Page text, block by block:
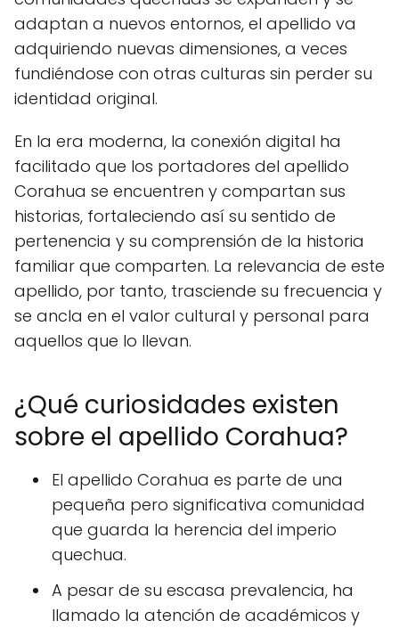
adaptan a nuevos entornos, el apellido va
adquiriendo nuevas dimensiones, a veces
fundiéndose con otras culturas sin perder su
identidad original.
En la era moderna, la conexión digital ha
facilitado que los portadores del apellido
Corahua se encuentren y compartan sus
historias, fortaleciendo así su sentido de
pertenencia y su comprensión de la historia
familiar que comparten. La relevancia de este
apellido, por tanto, trasciende su frecuencia y
se ancla en el valor cultural y personal para
aquellos que lo llevan.
¿Qué curiosidades existen
sobre el apellido Corahua?
El apellido Corahua es parte de una
pequeña pero significativa comunidad
que guarda la herencia del imperio
quechua.
A pesar de su escasa prevalencia, ha
llamado la atención de académicos y